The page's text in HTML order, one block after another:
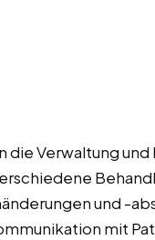
die Verwaltung
und -
mit